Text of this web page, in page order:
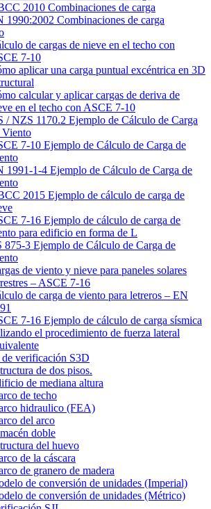
2010 Combinaciones de carga
1990:2002 Combinaciones de carga
de cargas de nieve en el techo con
7-10
aplicar una carga puntual excéntrica en 3D
calcular y aplicar cargas de deriva de
en el techo con ASCE 7-10
/ NZS 1170.2 Ejemplo de Cálculo de Carga
Viento
7-10 Ejemplo de Cálculo de Carga de
1991-1-4 Ejemplo de Cálculo de Carga de
2015 Ejemplo de cálculo de carga de
7-16 Ejemplo de cálculo de carga de
para edificio en forma de L
875-3 Ejemplo de Cálculo de Carga de
de viento y nieve para paneles solares
– ASCE 7-16
de carga de viento para letreros – EN
7-16 Ejemplo de cálculo de carga sísmica
el procedimiento de fuerza lateral
verificación S3D
de dos pisos.
de mediana altura
de techo
hidraulico (FEA)
del arco
doble
del huevo
de la cáscara
de granero de madera
de conversión de unidades (Imperial)
de conversión de unidades (Métrico)